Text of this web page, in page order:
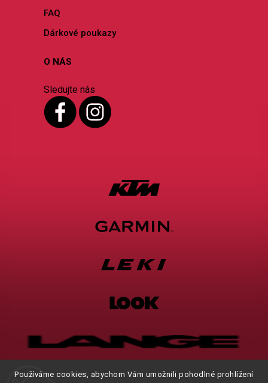
Používáme cookies, abychom Vám umožnili pohodlné prohlížení
FAQ
Dárkové poukazy
O NÁS
Sledujte nás